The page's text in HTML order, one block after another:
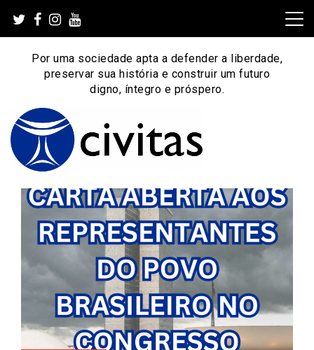
content
Por uma sociedade apta a defender a liberdade,
preservar sua história e construir um futuro
digno, íntegro e próspero.
Instituto Civitas
preservar sua história e construir um futuro digno, íntegro
e próspero.